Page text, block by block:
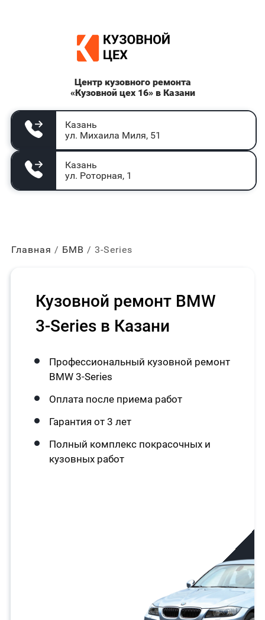
Центр кузовного ремонта
«Кузовной цех 16» в Казани
Казань
ул. Михаила Миля, 51
Казань
ул. Роторная, 1
Главная БМВ 3-Series
Кузовной ремонт BMW
3-Series в Казани
Профессиональный кузовной ремонт
BMW 3-Series
Оплата после приема работ
Гарантия от 3 лет
Полный комплекс покрасочных и
кузовных работ